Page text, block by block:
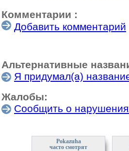
Комментарии :
Добавить комментарий
Альтернативные
Я придумал(а)
Жалобы:
Сообщить о
Pokazuha
часто смотрят